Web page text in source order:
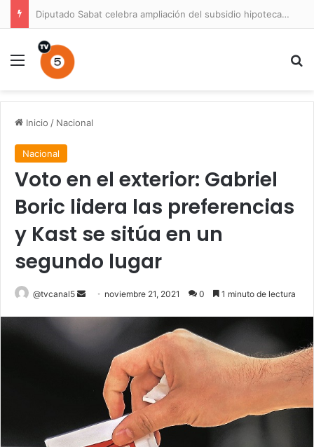
Diputado Sabat celebra ampliación del subsidio hipotecario con viviendas de hasta 6.000 UF
Menú
Inicio / Nacional
Nacional
Voto en el exterior: Gabriel
Boric lidera las preferencias
y Kast se sitúa en un
segundo lugar
@tvcanal5
Send noviembre 21, 2021 0 1 minuto de lectura